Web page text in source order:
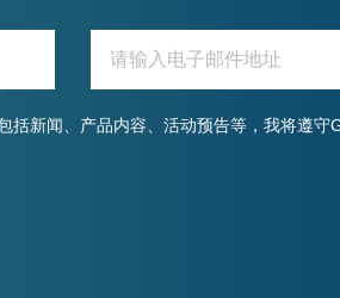
括新闻、产品内容、活动预告等，我将遵守